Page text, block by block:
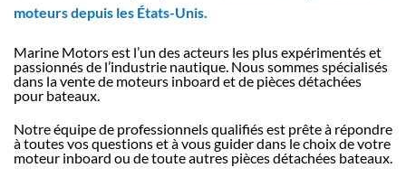
moteurs depuis les États-Unis.
Marine Motors est l’un des acteurs les plus expérimentés et
passionnés de l’industrie nautique. Nous sommes spécialisés
dans la vente de moteurs inboard et de pièces détachées
pour bateaux.
Notre équipe de professionnels qualifiés est prête à répondre
à toutes vos questions et à vous guider dans le choix de votre
moteur inboard ou de toute autres pièces détachées bateaux.